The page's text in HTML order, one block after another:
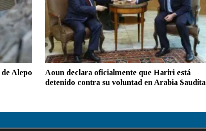
Alepo
Aoun declara oficialmente que Hariri está
detenido contra su voluntad en Arabia Saudíta